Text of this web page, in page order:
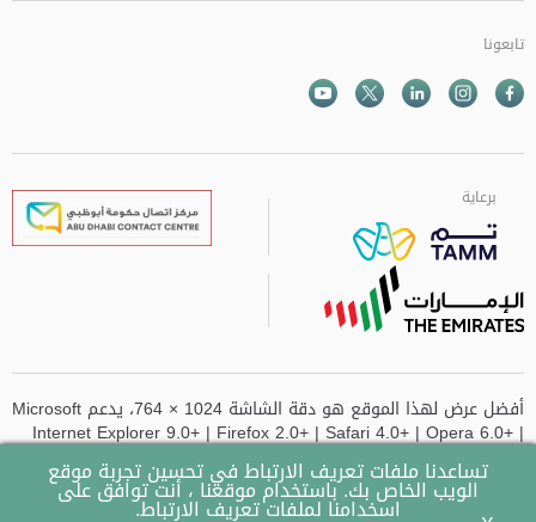
تابعونا
Facebook
Instagramالذهاب الى تم
Twitter
Youtube
برعاية
برعاية
برعاية
برعاية
أفضل عرض لهذا الموقع هو دقة الشاشة 1024 × 764، يدعم Microsoft
Internet Explorer 9.0+ | Firefox 2.0+ | Safari 4.0+ | Opera 6.0+ |
Chrome
تم تحديث الموقع آخر مرة في- 14-07-2026 وقت 10:49 AM
تساعدنا ملفات تعريف الارتباط في تحسين تجربة موقع
الويب الخاص بك. باستخدام موقعنا ، أنت توافق على
اسخدامنا لملفات تعريف الارتباط.